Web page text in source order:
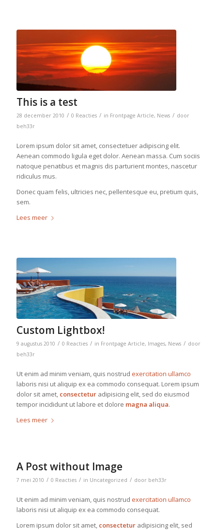
This is a test
28 december 2010 / 0 Reacties / in Frontpage Article, News / door
beh33r
Lorem ipsum dolor sit amet, consectetuer adipiscing elit.
Aenean commodo ligula eget dolor. Aenean massa. Cum sociis
natoque penatibus et magnis dis parturient montes, nascetur
ridiculus mus.
Donec quam felis, ultricies nec, pellentesque eu, pretium quis,
sem.
Lees meer
Custom Lightbox!
9 augustus 2010 / 0 Reacties / in Frontpage Article, Images, News / door
beh33r
Ut enim ad minim veniam, quis nostrud exercitation ullamco
laboris nisi ut aliquip ex ea commodo consequat. Lorem ipsum
dolor sit amet, consecteturadipisicing elit, sed do eiusmod
tempor incididunt ut labore et dolore magna aliqua.
Lees meer
A Post without Image
7 mei 2010 / 0 Reacties / in Uncategorized / door beh33r
Ut enim ad minim veniam, quis nostrud exercitation ullamco
laboris nisi ut aliquip ex ea commodo consequat.
Lorem ipsum dolor sit amet, consecteturadipisicing elit, sed